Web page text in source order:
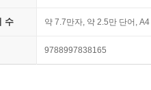
수 약 7.7만자, 약 2.5만 단어,
9788997838165